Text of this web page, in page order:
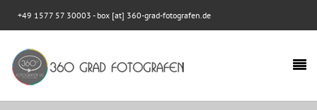
+49 1577 57 30003 - box [at] 360-grad-fotografen.de